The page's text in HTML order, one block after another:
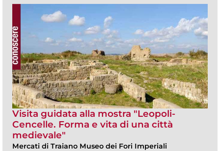
Visita guidata alla mostra "Leopoli-
Cencelle. Forma e vita di una città
medievale"
Mercati di Traiano Museo dei Fori Imperiali